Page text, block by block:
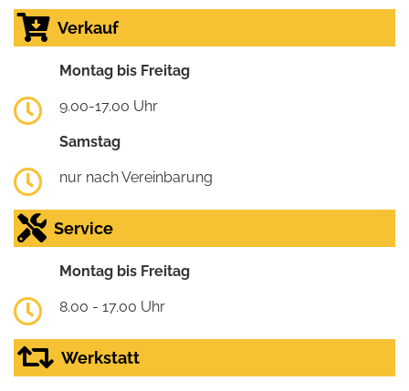
Verkauf
Montag bis Freitag
9.00-17.00 Uhr
Samstag
nur nach Vereinbarung
Service
Montag bis Freitag
8.00 - 17.00 Uhr
Werkstatt